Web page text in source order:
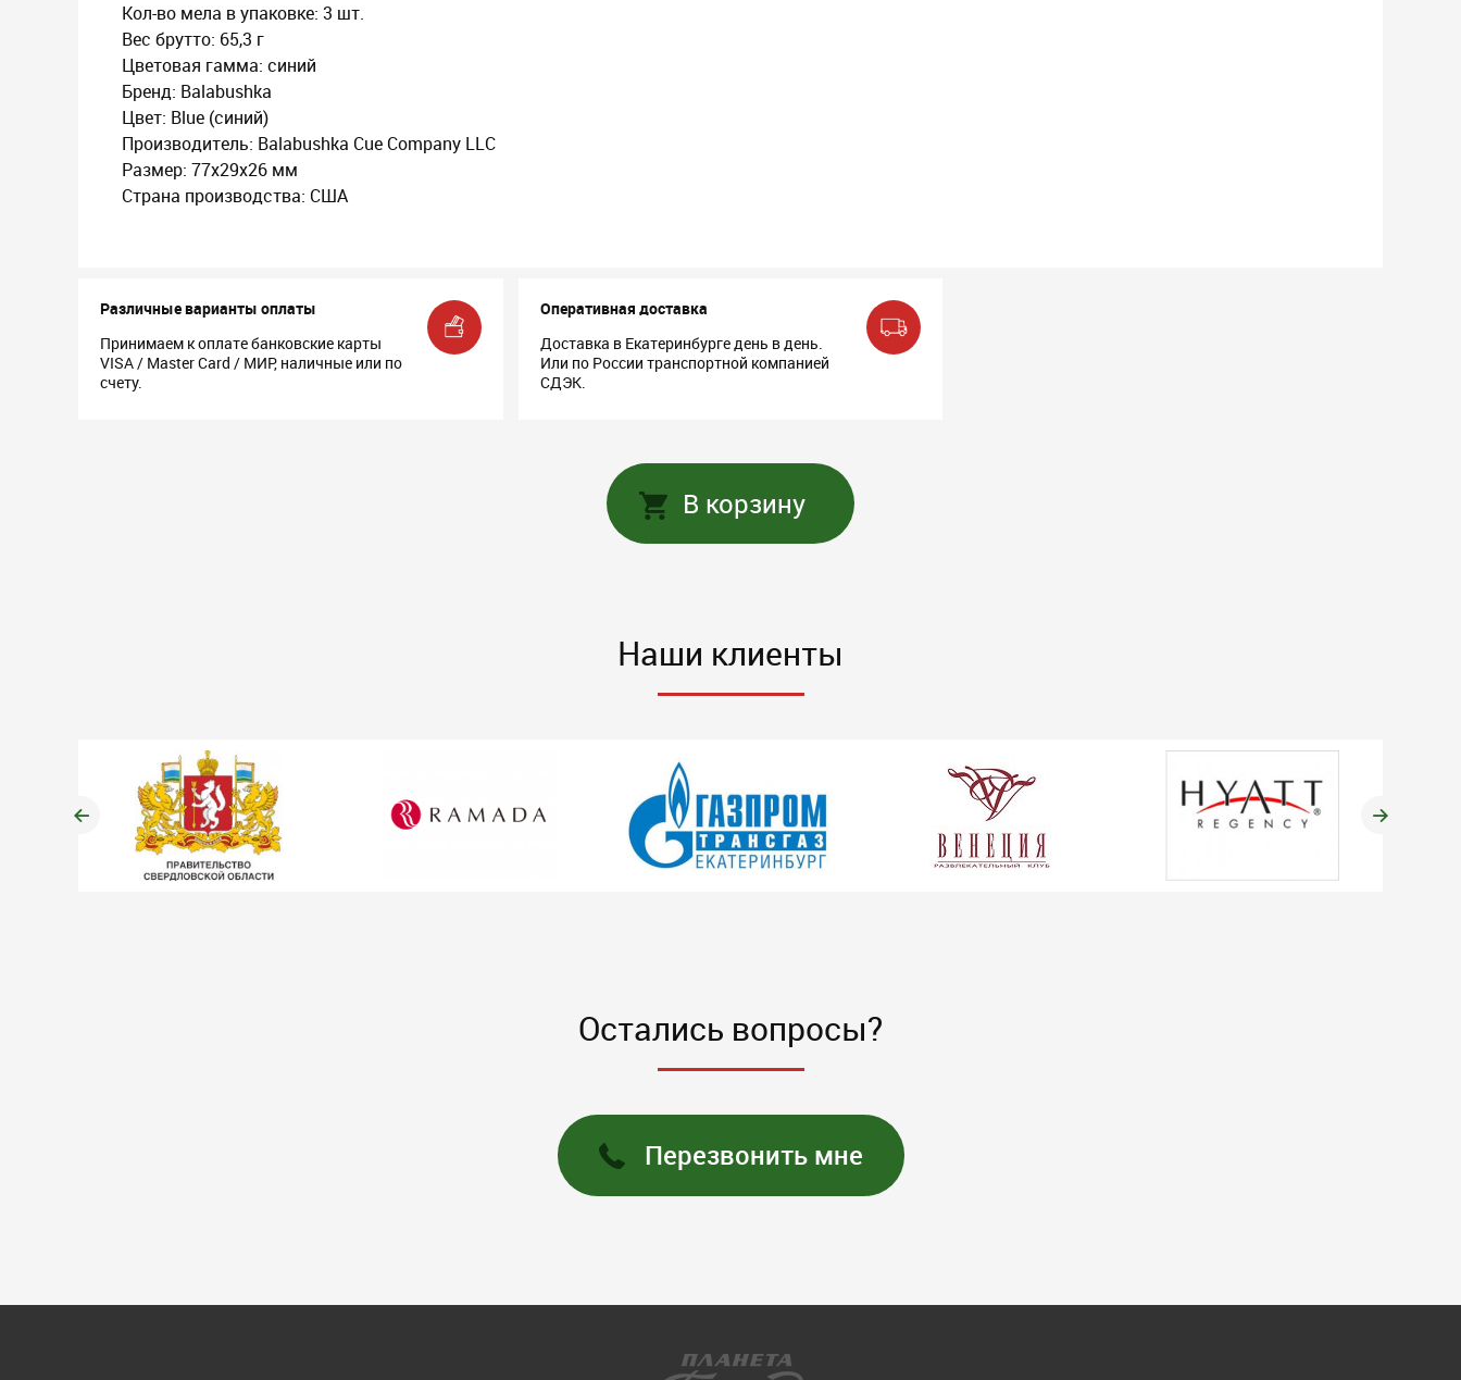
Кол-во мела в упаковке: 3 шт.
Вес брутто: 65,3 г
Цветовая гамма: синий
Бренд: Balabushka
Цвет: Blue (синий)
Производитель: Balabushka Cue Company LLC
Размер: 77x29x26 мм
Страна производства: США
Различные варианты оплаты
Принимаем к оплате банковские карты
VISA / Master Card / МИР, наличные или по
счету.
Оперативная доставка
Доставка в Екатеринбурге день в день.
Или по России транспортной компанией
СДЭК.
В корзину
Наши клиенты
Остались вопросы?
Перезвонить мне